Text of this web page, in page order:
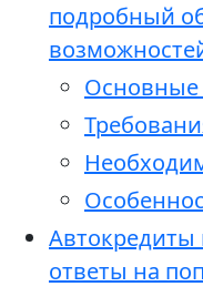
подробный
Основные
Автокредиты
ответы на